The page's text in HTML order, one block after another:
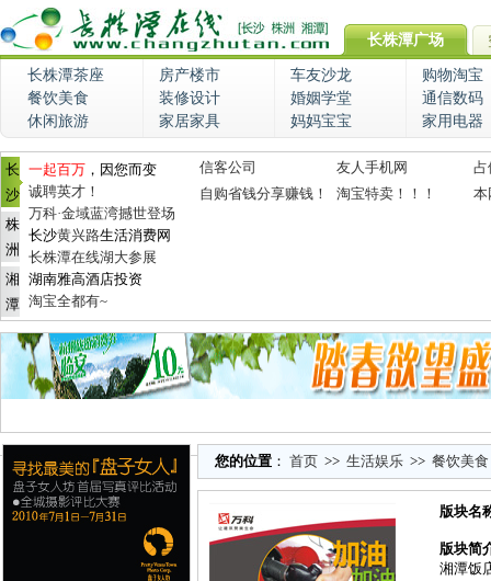
长株潭广场
长株潭茶座 房产楼市 车友沙龙
购物淘宝
餐饮美食
装修设计 婚姻学堂
通信数码
休闲旅游
家居家具 妈妈宝宝 家用电器
长
沙
株
洲
湘
潭
一起百万 ，因您而变
诚聘英才！
万科·金域蓝湾撼世登场
长沙黄兴路生活消费网
长株潭在线湖大参展
湖南雅高酒店投资
淘宝全都有~
信客公司 友人手机网
占
自购省钱分享赚钱！
淘宝特卖！！！ 本
您的位置 ： 首页 >> 生活娱乐 >> 餐饮美食
版块名
版块简
湘潭饭